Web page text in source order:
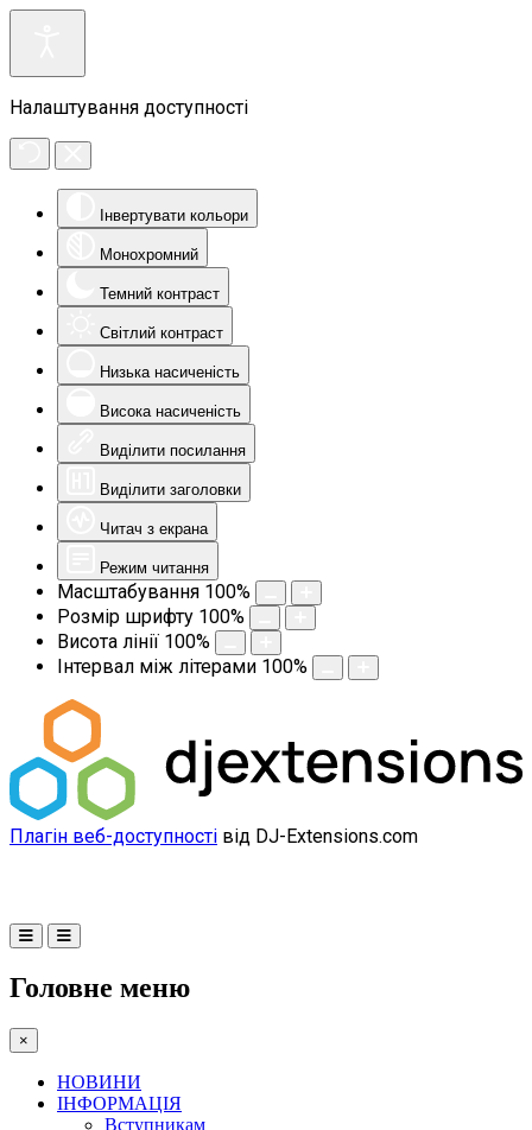
Налаштування доступності
Інвертувати кольори
Монохромний
Темний контраст
Світлий контраст
Низька насиченість
Висока насиченість
Виділити посилання
Виділити заголовки
Читач з екрана
Режим читання
Масштабування 100%
Розмір шрифту 100%
Висота лінії 100%
Інтервал між літерами 100%
Плагін веб-доступності від DJ-Extensions.com
Головне меню
×
НОВИНИ
ІНФОРМАЦІЯ
Вступникам